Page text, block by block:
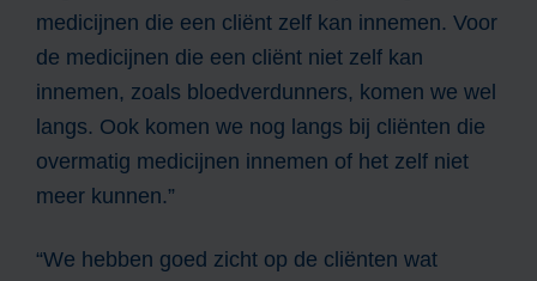
medicijnen die een cliënt zelf kan innemen. Voor
de medicijnen die een cliënt niet zelf kan
innemen, zoals bloedverdunners, komen we wel
langs. Ook komen we nog langs bij cliënten die
overmatig medicijnen innemen of het zelf niet
meer kunnen.”
“We hebben goed zicht op de cliënten wat